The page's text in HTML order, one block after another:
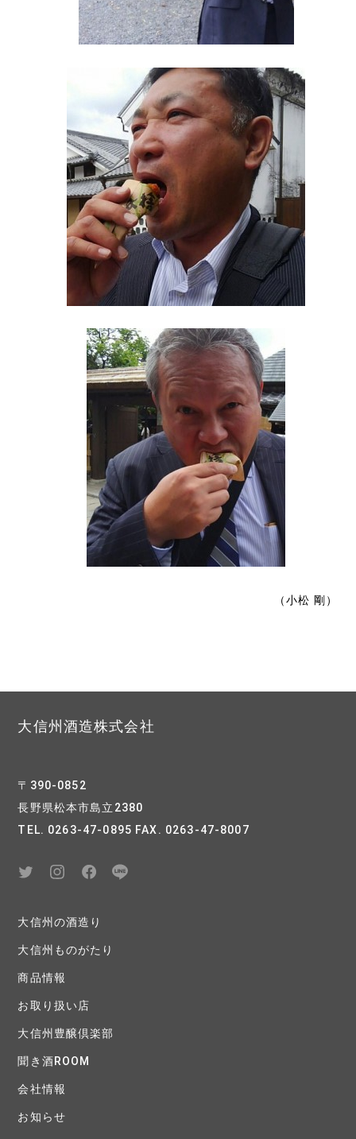
（小松 剛）
大信州酒造株式会社
〒390-0852
長野県松本市島立2380
TEL. 0263-47-0895 FAX. 0263-47-8007
大信州の酒造り
大信州ものがたり
商品情報
お取り扱い店
大信州豊醸倶楽部
聞き酒ROOM
会社情報
お知らせ